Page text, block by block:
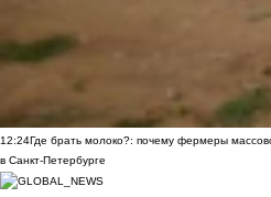
12:24Где брать молоко?: почему фермеры
в Санкт-Петербурге